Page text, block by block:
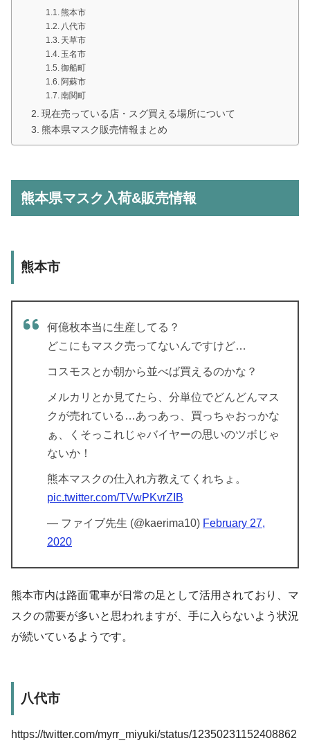
熊本市
八代市
天草市
玉名市
御船町
阿蘇市
南関町
現在売っている店・スグ買える場所について
熊本県マスク販売情報まとめ
熊本県マスク入荷&販売情報
熊本市
何億枚本当に生産してる？
どこにもマスク売ってないんですけど…
コスモスとか朝から並べば買えるのかな？
メルカリとか見てたら、分単位でどんどんマス
クが売れている…あっあっ、買っちゃおっかな
ぁ、くそっこれじゃバイヤーの思いのツボじゃ
ないか！
熊本マスクの仕入れ方教えてくれちょ。
pic.twitter.com/TVwPKvrZIB
— ファイブ先生 (@kaerima10) February 27,
2020
熊本市内は路面電車が日常の足として活用されており、マ
スクの需要が多いと思われますが、手に入らないよう状況
が続いているようです。
八代市
https://twitter.com/myrr_miyuki/status/12350231152408862